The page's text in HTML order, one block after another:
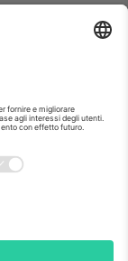
dettagli controlla la